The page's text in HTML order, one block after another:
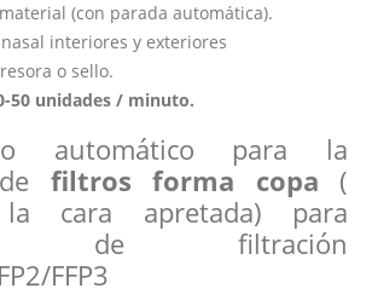
(con parada automática).
interiores y exteriores
o sello.
50 unidades / minuto.
automático para la
filtros forma copa (
cara apretada) para
de filtración
FFP3